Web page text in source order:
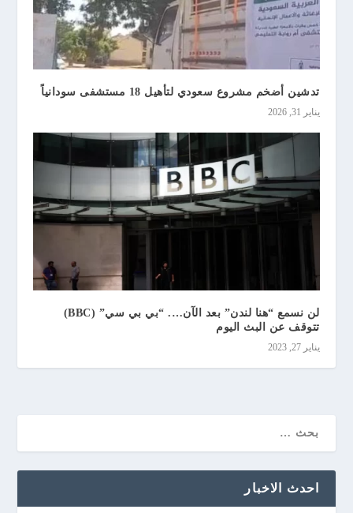
تدشين أضخم مشروع سعودي لتأهيل 18 مستشفى سودانياً
يناير 31, 2026
لن نسمع “هنا لندن” بعد الآن…. “بي بي سي” (BBC)
تتوقف عن البث اليوم
يناير 27, 2023
احدث الاخبار